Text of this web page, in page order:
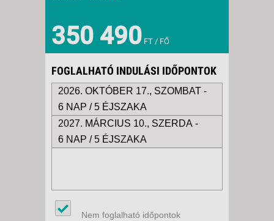
350 490 FT / FŐ
FOGLALHATÓ INDULÁSI IDŐPONTOK
2026. OKTÓBER 17., SZOMBAT -
6 NAP / 5 ÉJSZAKA
2027. MÁRCIUS 10., SZERDA -
6 NAP / 5 ÉJSZAKA
Nem foglalható időpontok